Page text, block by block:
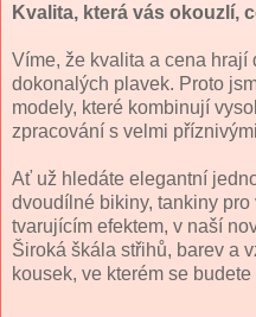
Kvalita, která vás okouzlí,
Víme, že kvalita a cena hrají
dokonalých plavek. Proto
modely, které kombinují
zpracování s velmi
Ať už hledáte elegantní
dvoudílné bikiny, tankiny
tvarujícím efektem, v naší
Široká škála střihů, barev a
kousek, ve kterém se